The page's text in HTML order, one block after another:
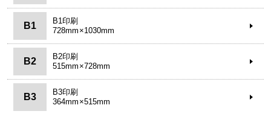
B1
B1印刷
728mm×1030mm
B2
B2印刷
515mm×728mm
B3
B3印刷
364mm×515mm